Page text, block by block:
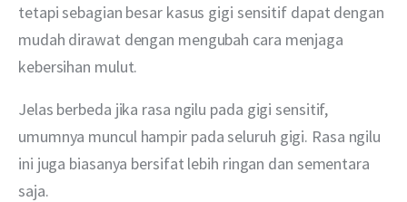
tetapi sebagian besar kasus gigi sensitif dapat dengan
mudah dirawat dengan mengubah cara menjaga
kebersihan mulut.
Jelas berbeda jika rasa ngilu pada gigi sensitif,
umumnya muncul hampir pada seluruh gigi. Rasa ngilu
ini juga biasanya bersifat lebih ringan dan sementara
saja.